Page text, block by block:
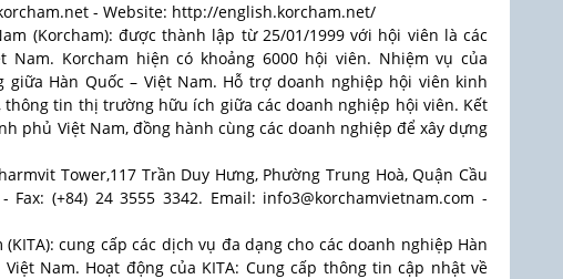
- Website: http://english.korcham.net/
(Korcham): được thành lập từ 25/01/1999 với hội viên là các
Korcham hiện có khoảng 6000 hội viên. Nhiệm vụ của
Hàn Quốc – Việt Nam. Hỗ trợ doanh nghiệp hội viên kinh
tin thị trường hữu ích giữa các doanh nghiệp hội viên. Kết
phủ Việt Nam, đồng hành cùng các doanh nghiệp để xây dựng
Tower,117 Trần Duy Hưng, Phường Trung Hoà, Quận Cầu
(+84) 24 3555 3342. Email: info3@korchamvietnam.com -
cung cấp các dịch vụ đa dạng cho các doanh nghiệp Hàn
Nam. Hoạt động của KITA: Cung cấp thông tin cập nhật về